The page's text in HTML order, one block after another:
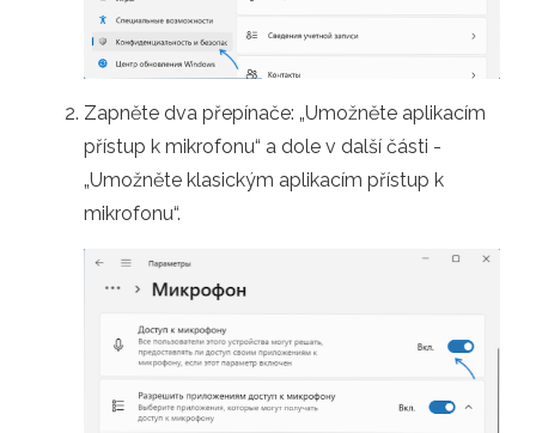
Zapněte dva přepínače: „Umožněte aplikacím
přístup k mikrofonu“ a dole v další části -
„Umožněte klasickým aplikacím přístup k
mikrofonu“.